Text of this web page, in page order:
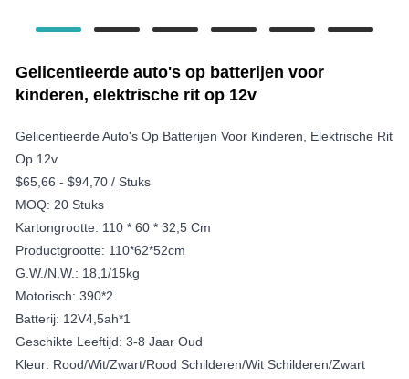
Gelicentieerde auto's op batterijen voor
kinderen, elektrische rit op 12v
Gelicentieerde Auto's Op Batterijen Voor Kinderen, Elektrische Rit
Op 12v
$65,66 - $94,70 / Stuks
MOQ: 20 Stuks
Kartongrootte: 110 * 60 * 32,5 Cm
Productgrootte: 110*62*52cm
G.W./N.W.: 18,1/15kg
Motorisch: 390*2
Batterij: 12V4,5ah*1
Geschikte Leeftijd: 3-8 Jaar Oud
Kleur: Rood/wit/zwart/rood Schilderen/wit Schilderen/zwart